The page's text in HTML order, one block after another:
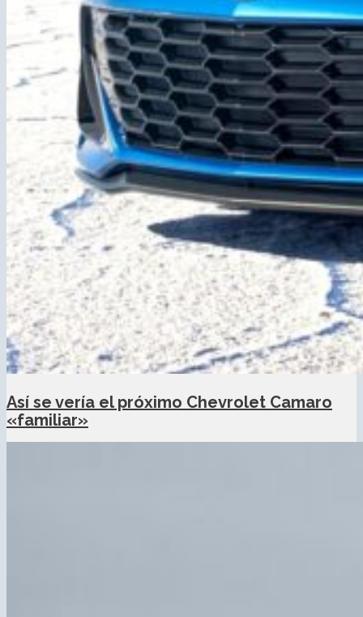
Así se vería el próximo Chevrolet Camaro
«familiar»